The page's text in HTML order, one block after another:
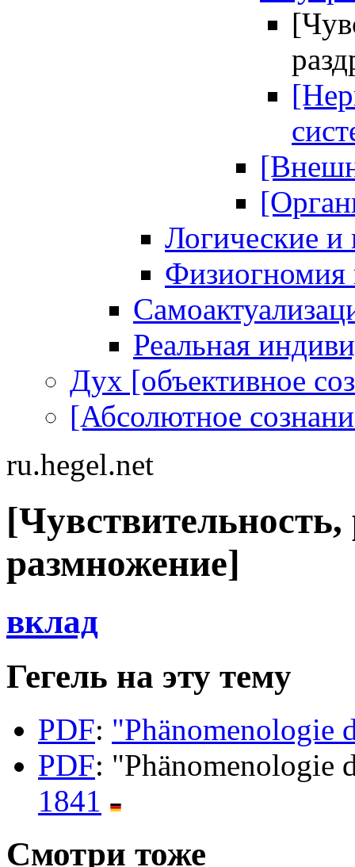
Логические и
Физиогномия
Реальная
Дух [объективное
[Абсолютное
ru.hegel.net
размножение]
вклад
Гегель на эту тему
PDF: "Phänomenologie
PDF: "Phänomenologie
1841
Смотри тоже